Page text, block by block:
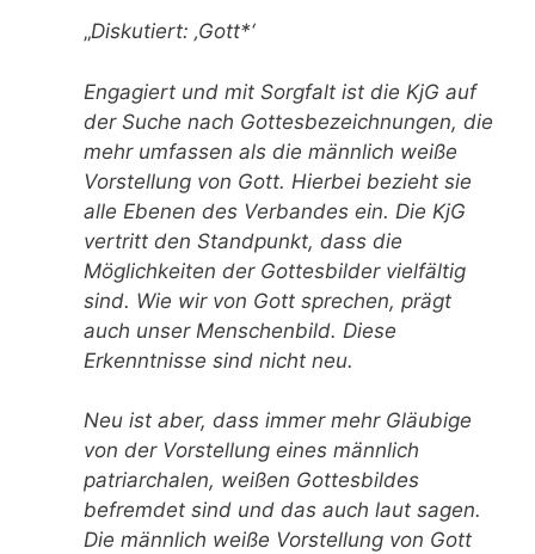
„Diskutiert: ‚Gott*‘
Engagiert und mit Sorgfalt ist die KjG auf
der Suche nach Gottesbezeichnungen, die
mehr umfassen als die männlich weiße
Vorstellung von Gott. Hierbei bezieht sie
alle Ebenen des Verbandes ein. Die KjG
vertritt den Standpunkt, dass die
Möglichkeiten der Gottesbilder vielfältig
sind. Wie wir von Gott sprechen, prägt
auch unser Menschenbild. Diese
Erkenntnisse sind nicht neu.
Neu ist aber, dass immer mehr Gläubige
von der Vorstellung eines männlich
patriarchalen, weißen Gottesbildes
befremdet sind und das auch laut sagen.
Die männlich weiße Vorstellung von Gott